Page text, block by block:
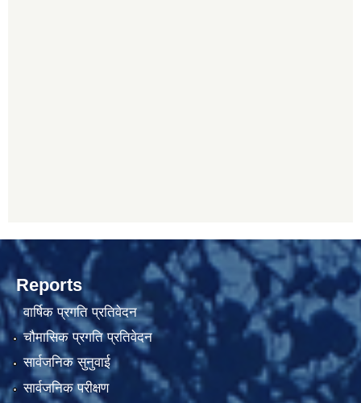
Reports
वार्षिक प्रगति प्रतिवेदन
चौमासिक प्रगति प्रतिवेदन
सार्वजनिक सुनुवाई
सार्वजनिक परीक्षण